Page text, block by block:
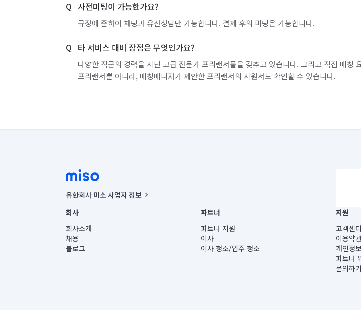
사전미팅이 가능한가요?
규정에 준하여 채팅과 유선상담만 가능합니다. 결제 후의 미팅은 가능합니다.
타 서비스 대비 장점은 무엇인가요?
다양한 직군의 경력을 지닌 고급 전문가 프리랜서풀을 갖추고 있습니다. 그리고 직접 매칭
프리랜서뿐 아니라, 매칭매니저가 제안한 프리랜서의 지원서도 확인할 수 있습니다.
유한회사 미소 사업자 정보
사업자등록번호 : 291-87-00271 | 인허가번호 : 2016-3220163-14-5-00019 |
통신판매신고번호 : 2024-서울종로-1400(공정거래위원회 정보) |
대표이사 : CHING VICTOR COLUMBIA RHEE
주소 | 본사: 서울특별시 종로구 율곡로 6(중학동, 트윈트리빌딩) B동 5층
컨택센터 : 서울특별시 종로구 수송동 율곡로 24, 7층, 8층 미소
회사
회사소개
채용
블로그
파트너
파트너 지원
이사
이사 청소/입주 청소
지원
고객센터
이용약관
개인정
파트너
문의하기